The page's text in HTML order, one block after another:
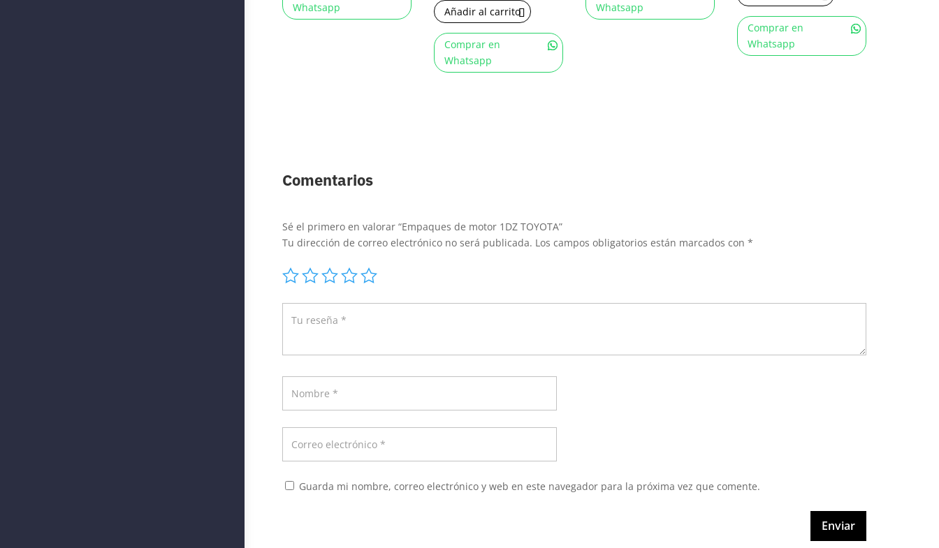
Whatsapp
Añadir al carrito
Comprar en
Whatsapp
Whatsapp
Comprar en
Whatsapp
Comentarios
Sé el primero en valorar “Empaques de motor 1DZ TOYOTA”
Tu dirección de correo electrónico no será publicada. Los campos obligatorios están marcados con*
Guarda mi nombre, correo electrónico y web en este navegador para la próxima vez que comente.
Enviar